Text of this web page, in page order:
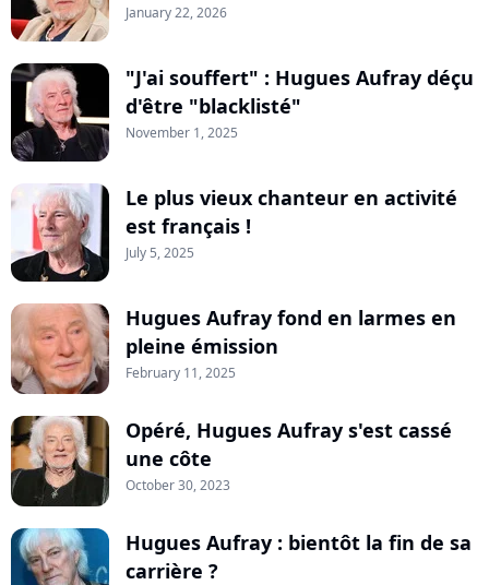
January 22, 2026
"J'ai souffert" : Hugues Aufray déçu
d'être "blacklisté"
November 1, 2025
Le plus vieux chanteur en activité
est français !
July 5, 2025
Hugues Aufray fond en larmes en
pleine émission
February 11, 2025
Opéré, Hugues Aufray s'est cassé
une côte
October 30, 2023
Hugues Aufray : bientôt la fin de sa
carrière ?